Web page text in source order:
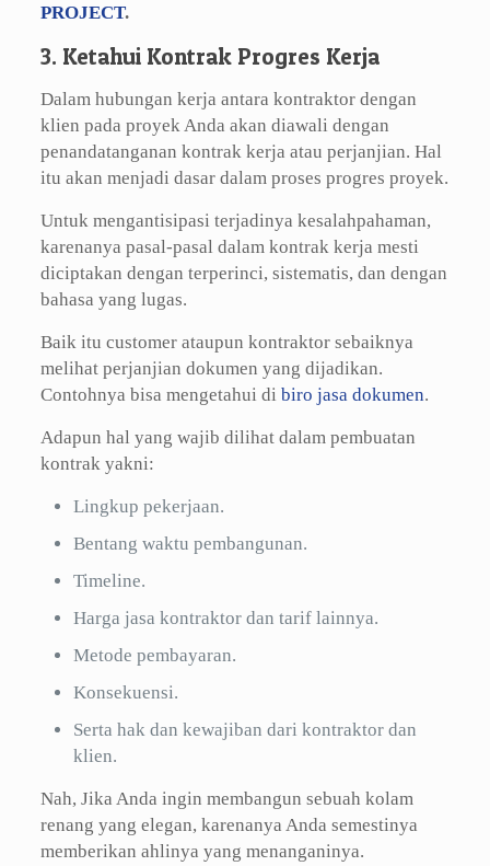
PROJECT.
3. Ketahui Kontrak Progres Kerja
Dalam hubungan kerja antara kontraktor dengan
klien pada proyek Anda akan diawali dengan
penandatanganan kontrak kerja atau perjanjian. Hal
itu akan menjadi dasar dalam proses progres proyek.
Untuk mengantisipasi terjadinya kesalahpahaman,
karenanya pasal-pasal dalam kontrak kerja mesti
diciptakan dengan terperinci, sistematis, dan dengan
bahasa yang lugas.
Baik itu customer ataupun kontraktor sebaiknya
melihat perjanjian dokumen yang dijadikan.
Contohnya bisa mengetahui di biro jasa dokumen.
Adapun hal yang wajib dilihat dalam pembuatan
kontrak yakni:
Lingkup pekerjaan.
Bentang waktu pembangunan.
Timeline.
Harga jasa kontraktor dan tarif lainnya.
Metode pembayaran.
Konsekuensi.
Serta hak dan kewajiban dari kontraktor dan
klien.
Nah, Jika Anda ingin membangun sebuah kolam
renang yang elegan, karenanya Anda semestinya
memberikan ahlinya yang menanganinya.